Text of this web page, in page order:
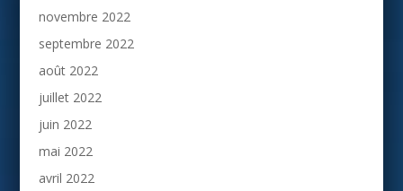
novembre 2022
septembre 2022
août 2022
juillet 2022
juin 2022
mai 2022
avril 2022